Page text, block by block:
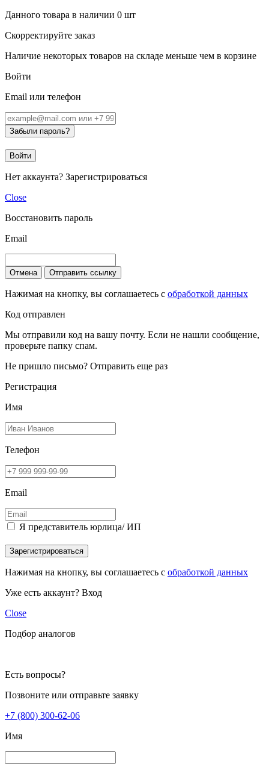
Данного товара в наличии 0 шт
Скорректируйте заказ
Наличие некоторых товаров на складе меньше чем в корзине
Войти
Email или телефон
Забыли пароль?
Войти
Нет аккаунта? Зарегистрироваться
Close
Восстановить пароль
Email
Отмена Отправить ссылку
Нажимая на кнопку, вы соглашаетесь с обработкой данных
Код отправлен
Мы отправили код на вашу почту. Если не нашли сообщение,
проверьте папку спам.
Не пришло письмо? Отправить еще раз
Регистрация
Имя
Телефон
Email
Я представитель юрлица/ ИП
Зарегистрироваться
Нажимая на кнопку, вы соглашаетесь с обработкой данных
Уже есть аккаунт? Вход
Close
Подбор аналогов
Есть вопросы?
Позвоните или отправьте заявку
+7 (800) 300-62-06
Имя